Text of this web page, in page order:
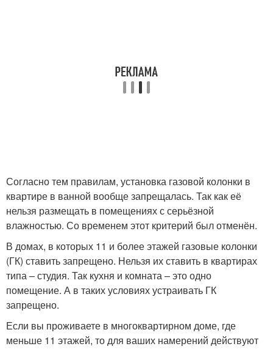
Согласно тем правилам, установка газовой колонки в
квартире в ванной вообще запрещалась. Так как её
нельзя размещать в помещениях с серьёзной
влажностью. Со временем этот критерий был отменён.
В домах, в которых 11 и более этажей газовые колонки
(ГК) ставить запрещено. Нельзя их ставить в квартирах
типа – студия. Так кухня и комната – это одно
помещение. А в таких условиях устраивать ГК
запрещено.
Если вы проживаете в многоквартирном доме, где
меньше 11 этажей, то для ваших намерений действуют